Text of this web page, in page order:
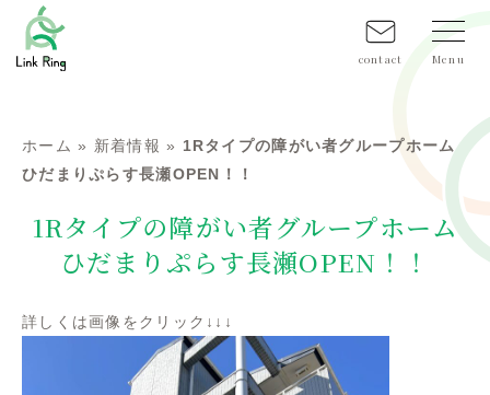
contact
ホーム » 新着情報 » 1Rタイプの障がい者グループホーム
ひだまりぷらす長瀬OPEN！！
1Rタイプの障がい者グループホーム
ひだまりぷらす長瀬OPEN！！
詳しくは画像をクリック↓↓↓